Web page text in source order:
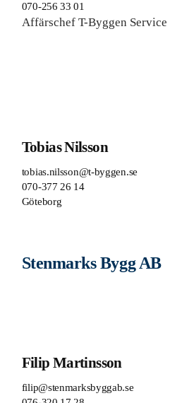
070-256 33 01
Affärschef T-Byggen Service
Tobias Nilsson
tobias.nilsson@t-byggen.se
070-377 26 14
Göteborg
Stenmarks Bygg AB
Filip Martinsson
filip@stenmarksbyggab.se